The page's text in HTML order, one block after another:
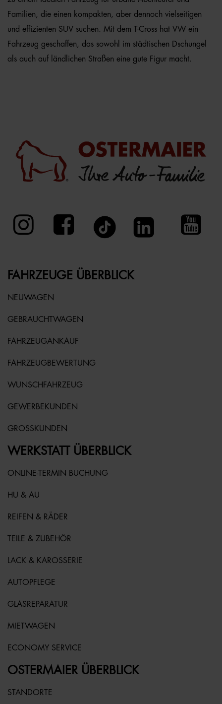
Familien, die einen kompakten, aber dennoch vielseitigen
und effizienten SUV suchen. Mit dem T-Cross hat VW ein
Fahrzeug geschaffen, das sowohl im städtischen Dschungel
als auch auf ländlichen Straßen eine gute Figur macht.
FAHRZEUGE ÜBERBLICK
NEUWAGEN
GEBRAUCHTWAGEN
FAHRZEUGANKAUF
FAHRZEUGBEWERTUNG
WUNSCHFAHRZEUG
GEWERBEKUNDEN
GROSSKUNDEN
WERKSTATT ÜBERBLICK
ONLINE-TERMIN BUCHUNG
HU & AU
REIFEN & RÄDER
TEILE & ZUBEHÖR
LACK & KAROSSERIE
AUTOPFLEGE
GLASREPARATUR
MIETWAGEN
ECONOMY SERVICE
OSTERMAIER ÜBERBLICK
STANDORTE